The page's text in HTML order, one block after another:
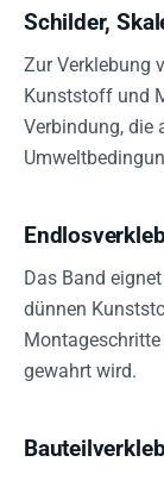
Schilder,
Zur Verklebung
Kunststoff und
Verbindung, die
Das Band
dünnen
gewahrt wird.